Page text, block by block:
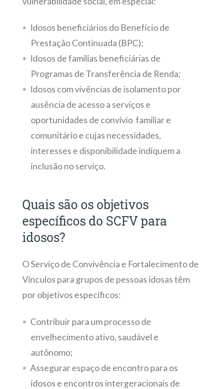
Idosos beneficiários do Benefício de
Prestação Continuada (BPC);
Idosos de famílias beneficiárias de
Programas de Transferência de Renda;
Idosos com vivências de isolamento por
ausência de acesso a serviços e
oportunidades de convívio familiar e
comunitário e cujas necessidades,
interesses e disponibilidade indiquem a
inclusão no serviço.
Quais são os objetivos
específicos do SCFV para
idosos?
O Serviço de Convivência e Fortalecimento de
Vínculos para grupos de pessoas idosas têm
por objetivos específicos:
Contribuir para um processo de
envelhecimento ativo, saudável e
autônomo;
Assegurar espaço de encontro para os
idosos e encontros intergeracionais de